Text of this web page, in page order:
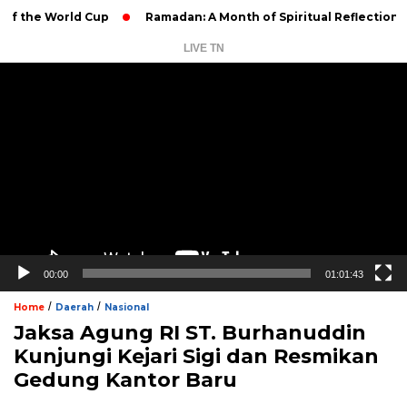
Cup Ramadan: A Month of Spiritual Reflection,
LIVE TN
00:00 01:01:43
Home / Daerah / Nasional
Jaksa Agung RI ST. Burhanuddin
Kunjungi Kejari Sigi dan Resmikan
Gedung Kantor Baru